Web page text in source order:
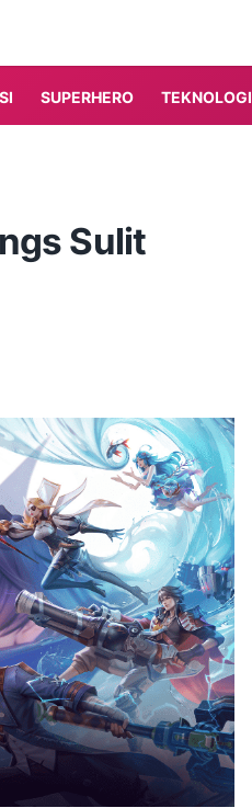
SUPERHERO TEKNOLOGI
Sulit